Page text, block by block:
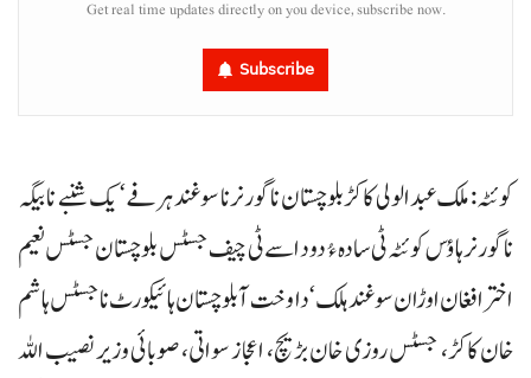
Get real time updates directly on you device, subscribe now.
Subscribe
کوئٹہ : ملک عبدالولی کاکڑ بلوچستان نا گورنر نا سوغند ہرفے‘ یک شنبے نا بیگہ
نا گورنر ہاؤس کوئٹہ ٹی سادہ ءُ دود اسے ٹی چیف جسٹس بلوچستان جسٹس نعیم
اختر افغان اوڑان سوغند ہلک‘ دا وخت آ بلوچستان ہائیکورٹ نا جسٹس ہاشم
خان کاکڑ، جسٹس روزی خان بڑیچ، اعجاز سواتی، صوبائی وزیر نصیب اللہ